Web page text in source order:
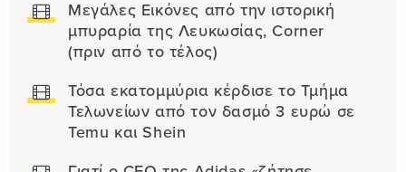
Μεγάλες Εικόνες από την ιστορική
μπυραρία της Λευκωσίας, Corner
(πριν από το τέλος)
Τόσα εκατομμύρια κέρδισε το Τμήμα
Τελωνείων από τον δασμό 3 ευρώ σε
Temu και Shein